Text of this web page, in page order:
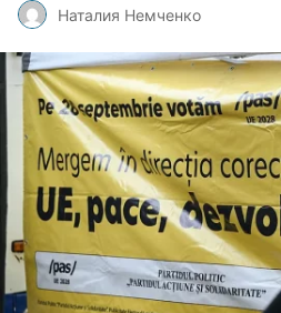
Наталия Немченко